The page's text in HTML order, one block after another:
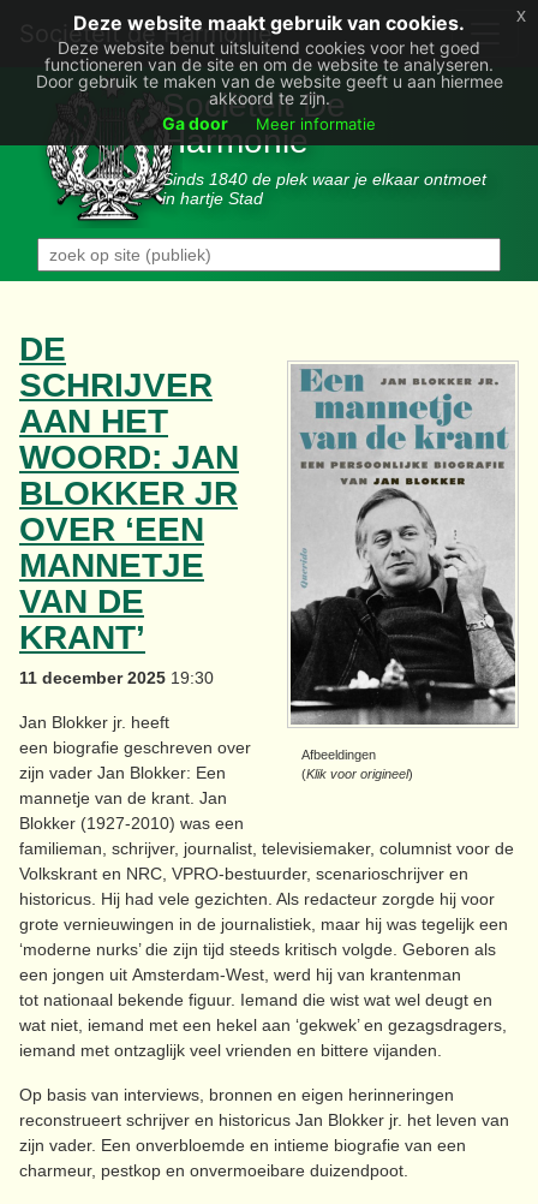
Deze website maakt gebruik van cookies.
Deze website benut uitsluitend cookies voor het goed
functioneren van de site en om de website te analyseren.
Door gebruik te maken van de website geeft u aan hiermee
akkoord te zijn.
Ga door
Meer informatie
x
Societëit de Harmonie
Sociëteit De
Harmonie
Sinds 1840 de plek waar je elkaar ontmoet
in hartje Stad
Afbeeldingen
(Klik voor origineel)
DE
SCHRIJVER
AAN HET
WOORD: JAN
BLOKKER JR
OVER ‘EEN
MANNETJE
VAN DE
KRANT’
11 december 2025 19:30
Jan Blokker jr. heeft
een biografie geschreven over
zijn vader Jan Blokker: Een
mannetje van de krant. Jan
Blokker (1927-2010) was een
familieman, schrijver, journalist, televisiemaker, columnist voor de
Volkskrant en NRC, VPRO-bestuurder, scenarioschrijver en
historicus. Hij had vele gezichten. Als redacteur zorgde hij voor
grote vernieuwingen in de journalistiek, maar hij was tegelijk een
‘moderne nurks’ die zijn tijd steeds kritisch volgde. Geboren als
een jongen uit Amsterdam-West, werd hij van krantenman
tot nationaal bekende figuur. Iemand die wist wat wel deugt en
wat niet, iemand met een hekel aan ‘gekwek’ en gezagsdragers,
iemand met ontzaglijk veel vrienden en bittere vijanden.
Op basis van interviews, bronnen en eigen herinneringen
reconstrueert schrijver en historicus Jan Blokker jr. het leven van
zijn vader. Een onverbloemde en intieme biografie van een
charmeur, pestkop en onvermoeibare duizendpoot.